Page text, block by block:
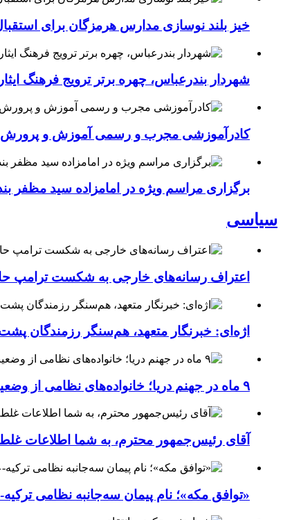
خیز بلند نوسازی مدارس هرمزگان برای استقبال از مهر؛۴۵۴ کلاس درس جدید به فضای آموزشی
شهردار بندرعباس، چهره برتر ترویج فرهنگ
کادرآموزشی مجرب و رسمی آموزش و پرورش
برگزاری مراسم ویژه در امامزاده سید مظفر
سیاسی
اعتراف رسانه‌های خارجی به شکست ترامپ
اژه‌ای: خبرنگار متعهد، هم‌سنگر رزمندگان
۹ ماه در جهنم دریا؛ خانواده‌های نظامی از وضعیت فاجعه‌بار ناو لینکلن فریاد می‌زنند
آقای رئیس‌جمهور محترم، به شما اطلاعات
«توافق مکه»؛ نام پیمان سه‌جانبه نظامی